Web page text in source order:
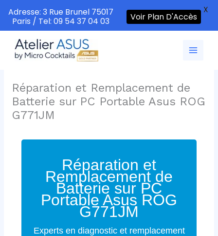
contenu
Réparation et Remplacement de
Batterie sur PC Portable Asus ROG
G771JM
Réparation et
Remplacement de
Batterie sur PC
Portable Asus ROG
G771JM
Experts en diagnostic et remplacement
Adresse: 3 Rue Brunel 75017
Paris / Tel: 09 54 37 04 03
Voir Plan D'Accès
X